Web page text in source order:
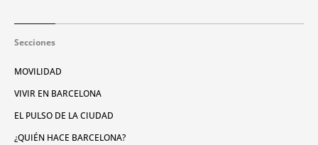
Secciones
MOVILIDAD
VIVIR EN BARCELONA
EL PULSO DE LA CIUDAD
¿QUIÉN HACE BARCELONA?